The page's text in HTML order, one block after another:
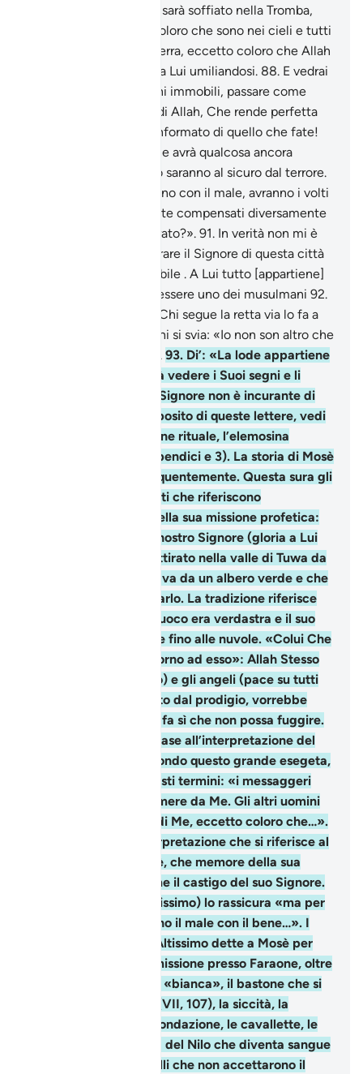
E, nel Giorno in cui sarà soffiato nella Tromba,
saranno atterriti tutti coloro che sono nei cieli e tutti
coloro che sono sulla terra, eccetto coloro che Allah
vorrà. Tutti torneranno a Lui umiliandosi. 88. E vedrai
le montagne, che ritieni immobili, passare come
fossero nuvole. Opera di Allah, Che rende perfetta
ogni cosa . Egli è ben informato di quello che fate!
Chi verrà con il bene avrà qualcosa ancora
migliore. In quel Giorno saranno al sicuro dal terrore.
E coloro che verranno con il male, avranno i volti
gettati nel Fuoco: «Siete compensati diversamente
da quel che avete operato?». 91. In verità non mi è
stato ordinato che adorare il Signore di questa città
che Egli ha resa inviolabile . A Lui tutto [appartiene]
e mi ha comandato di essere uno dei musulmani 92.
e di recitare il Corano. Chi segue la retta via lo fa a
suo vantaggio. E di’ a chi si svia: «Io non son altro che
uno degli ammonitori». 93. Di’: «La lode appartiene
ad Allah! Presto vi farà vedere i Suoi segni e li
riconoscerete». Il tuo Signore non è incurante di
quello che fate. A proposito di queste lettere, vedi
Appendice L’adorazione rituale, l’elemosina
obbligatoria (vedi Appendici e 3). La storia di Mosè
nel Corano ricorre frequentemente. Questa sura gli
dedica sintetici versetti che riferiscono
sull’episodio iniziale della sua missione profetica:
l’incontro con il suo e nostro Signore (gloria a Lui
l’Altissimo). Mosè fu attirato nella valle di Tuwa da
un fuoco che divampava da un albero verde e che
ardeva senza consumarlo. La tradizione riferisce
che la luce di questo fuoco era verdastra e il suo
chiarore saliva rovente fino alle nuvole. «Colui Che
è nel fuoco e chi è attorno ad esso»: Allah Stesso
(gloria a Lui l’Altissimo) e gli angeli (pace su tutti
loro). Mosè è annichilito dal prodigio, vorrebbe
sottrarsi, ma qualcosa fa sì che non possa fuggire.
Abbiamo tradotto in base all’interpretazione del
Tabarì (XIX, 137). Secondo questo grande esegeta,
il brano va letto in questi termini: «i messaggeri
non hanno nulla da temere da Me. Gli altri uomini
possono avere paura di Me, eccetto coloro che…».
C’è forse un’altra interpretazione che si riferisce al
caso specifico di Mosè, che memore della sua
condotta passata, teme il castigo del suo Signore.
Allah (gloria a Lui l’Altissimo) lo rassicura «ma per
coloro che sostituiscono il male con il bene…». I
nove segni che Allah Altissimo dette a Mosè per
suffragarlo nella sua missione presso Faraone, oltre
alla mano che diventa «bianca», il bastone che si
trasforma in serpente(VII, 107), la siccità, la
carestia (VII, 130), l’inondazione, le cavallette, le
pulci, le rane e l’acqua del Nilo che diventa sangue
(VII, 133). Molti di quelli che non accettarono il